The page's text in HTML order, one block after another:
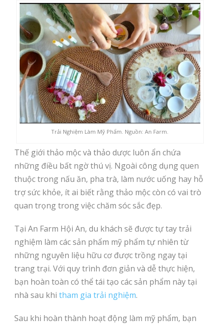
Trải Nghiệm Làm Mỹ Phẩm. Nguồn: An Farm.
Thế giới thảo mộc và thảo dược luôn ẩn chứa
những điều bất ngờ thú vị. Ngoài công dụng quen
thuộc trong nấu ăn, pha trà, làm nước uống hay hỗ
trợ sức khỏe, ít ai biết rằng thảo mộc còn có vai trò
quan trọng trong việc chăm sóc sắc đẹp.
Tại An Farm Hội An, du khách sẽ được tự tay trải
nghiệm làm các sản phẩm mỹ phẩm tự nhiên từ
những nguyên liệu hữu cơ được trồng ngay tại
trang trại. Với quy trình đơn giản và dễ thực hiện,
bạn hoàn toàn có thể tái tạo các sản phẩm này tại
nhà sau khi tham gia trải nghiệm.
Sau khi hoàn thành hoạt động làm mỹ phẩm, bạn